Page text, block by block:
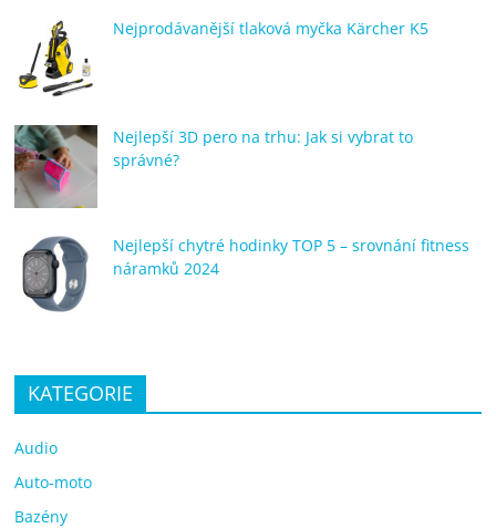
Nejprodávanější tlaková myčka Kärcher K5
Nejlepší 3D pero na trhu: Jak si vybrat to
správné?
Nejlepší chytré hodinky TOP 5 – srovnání fitness
náramků 2024
KATEGORIE
Audio
Auto-moto
Bazény